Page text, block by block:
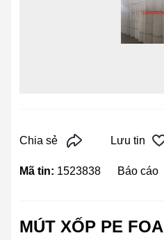
Chia sẻ Lưu tin
Mã tin: 1523838 Báo cáo
MÚT XỐP PE